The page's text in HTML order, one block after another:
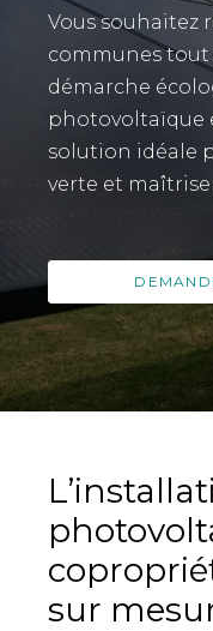
Vous souhaitez
communes
démarche
photovoltaïque
solution idéale
verte et
sur